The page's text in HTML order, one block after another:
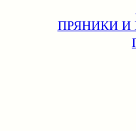
ПРЯНИКИ